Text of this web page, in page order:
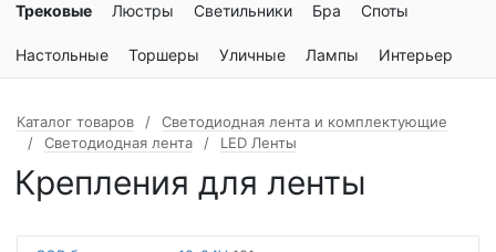
Трековые Люстры Светильники Бра Споты
Настольные Торшеры Уличные Лампы Интерьер
Каталог товаров
Светодиодная лента и комплектующие
Светодиодная лента
LED Ленты
Крепления для ленты